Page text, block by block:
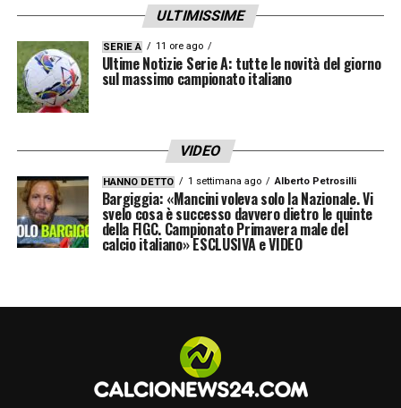
ULTIMISSIME
SERIE A 11 ore ago
Ultime Notizie Serie A: tutte le novità del giorno
sul massimo campionato italiano
VIDEO
HANNO DETTO 1 settimana ago Alberto Petrosilli
Bargiggia: «Mancini voleva solo la Nazionale. Vi
svelo cosa è successo davvero dietro le quinte
della FIGC. Campionato Primavera male del
calcio italiano» ESCLUSIVA e VIDEO